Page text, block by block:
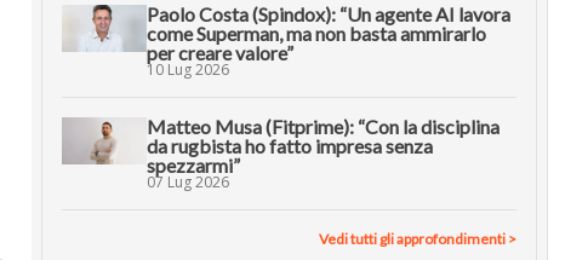
Paolo Costa (Spindox): “Un agente AI lavora
come Superman, ma non basta ammirarlo
per creare valore”
10 Lug 2026
Matteo Musa (Fitprime): “Con la disciplina
da rugbista ho fatto impresa senza
spezzarmi”
07 Lug 2026
Vedi tutti gli approfondimenti >